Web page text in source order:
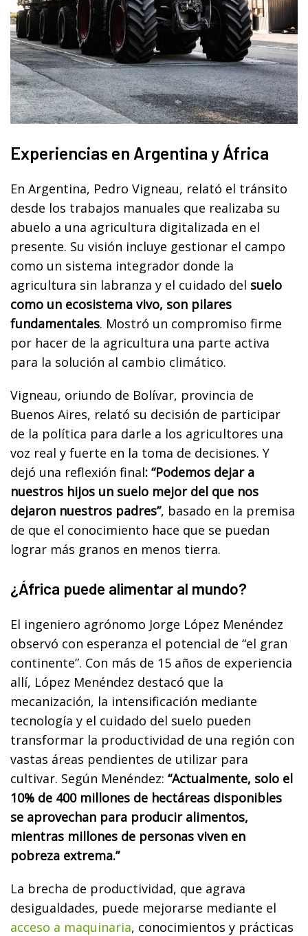
Experiencias en Argentina y África
En Argentina, Pedro Vigneau, relató el tránsito
desde los trabajos manuales que realizaba su
abuelo a una agricultura digitalizada en el
presente. Su visión incluye gestionar el campo
como un sistema integrador donde la
agricultura sin labranza y el cuidado del suelo
como un ecosistema vivo, son pilares
fundamentales. Mostró un compromiso firme
por hacer de la agricultura una parte activa
para la solución al cambio climático.
Vigneau, oriundo de Bolívar, provincia de
Buenos Aires, relató su decisión de participar
de la política para darle a los agricultores una
voz real y fuerte en la toma de decisiones. Y
dejó una reflexión final: “Podemos dejar a
nuestros hijos un suelo mejor del que nos
dejaron nuestros padres”, basado en la premisa
de que el conocimiento hace que se puedan
lograr más granos en menos tierra.
¿África puede alimentar al mundo?
El ingeniero agrónomo Jorge López Menéndez
observó con esperanza el potencial de “el gran
continente”. Con más de 15 años de experiencia
allí, López Menéndez destacó que la
mecanización, la intensificación mediante
tecnología y el cuidado del suelo pueden
transformar la productividad de una región con
vastas áreas pendientes de utilizar para
cultivar. Según Menéndez: “Actualmente, solo el
10% de 400 millones de hectáreas disponibles
se aprovechan para producir alimentos,
mientras millones de personas viven en
pobreza extrema.”
La brecha de productividad, que agrava
desigualdades, puede mejorarse mediante el
acceso a maquinaria, conocimientos y prácticas